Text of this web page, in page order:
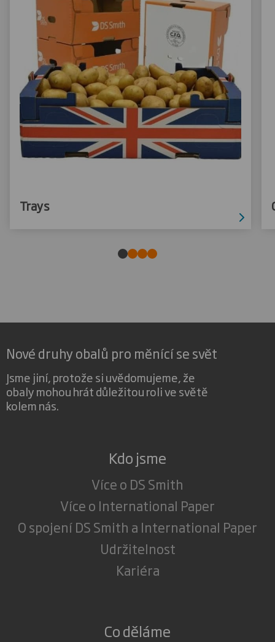
Trays
Nové druhy obalů pro měnící se svět
Jsme jiní, protože si uvědomujeme, že
obaly mohou hrát důležitou roli ve světě
kolem nás.
Kdo jsme
Více o DS Smith
Více o International Paper
O spojení DS Smith a International Paper
Udržitelnost
Kariéra
Co děláme